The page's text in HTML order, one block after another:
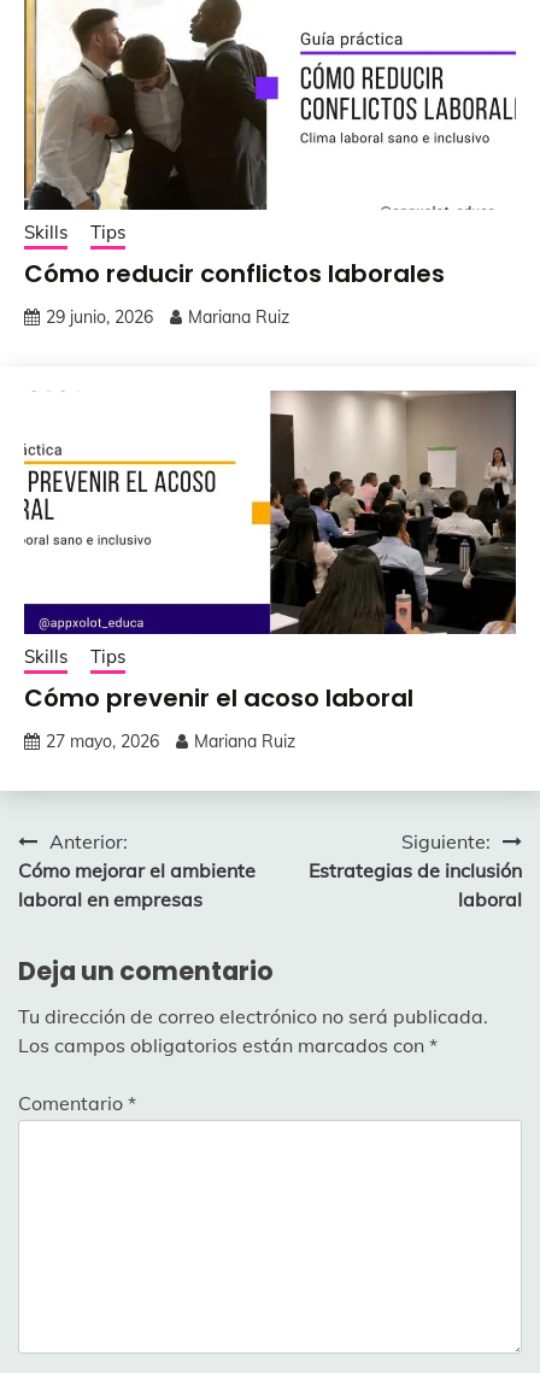
Skills Tips
Cómo reducir conflictos laborales
29 junio, 2026 Mariana Ruiz
Skills Tips
Cómo prevenir el acoso laboral
27 mayo, 2026 Mariana Ruiz
Navegación
de
Anterior:
Cómo mejorar el ambiente
laboral en empresas
Siguiente:
Estrategias de inclusión
laboral
Deja un comentario
Tu dirección de correo electrónico no será publicada.
Los campos obligatorios están marcados con *
Comentario *